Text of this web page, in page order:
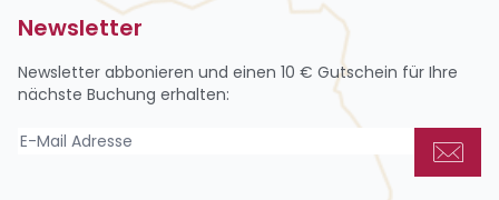
Newsletter
Newsletter abbonieren und einen 10 € Gutschein für Ihre
nächste Buchung erhalten: